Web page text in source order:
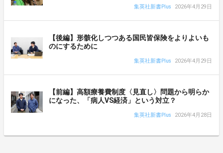
集英社新書Plus 2026年4月29日
【後編】形骸化しつつある国民皆保険をよりよいも
のにするために
集英社新書Plus 2026年4月29日
【前編】高額療養費制度〈見直し〉問題から明らか
になった、「病人VS経済」という対立？
集英社新書Plus 2026年4月28日